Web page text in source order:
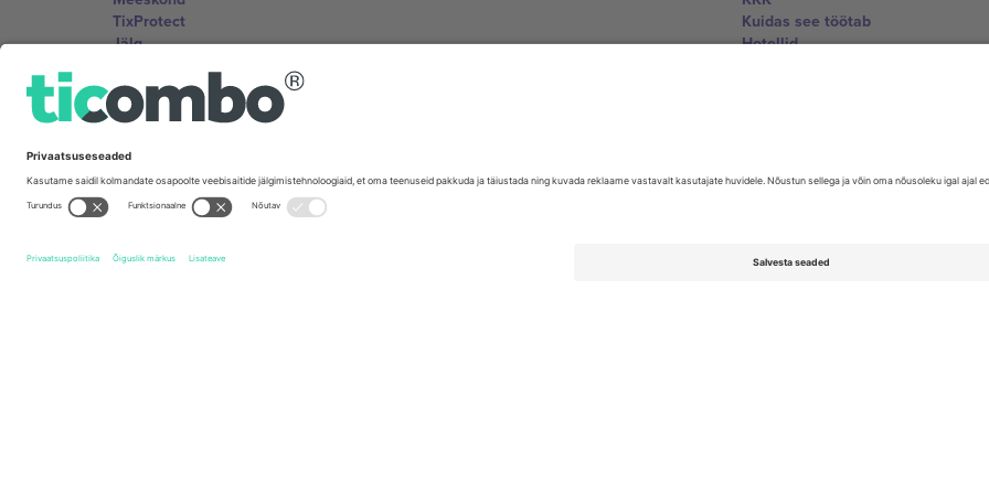
TixProtect
Jälg
Partnerlusprogramm
Kuidas see töötab
Hotellid
Kontorid ja tugi